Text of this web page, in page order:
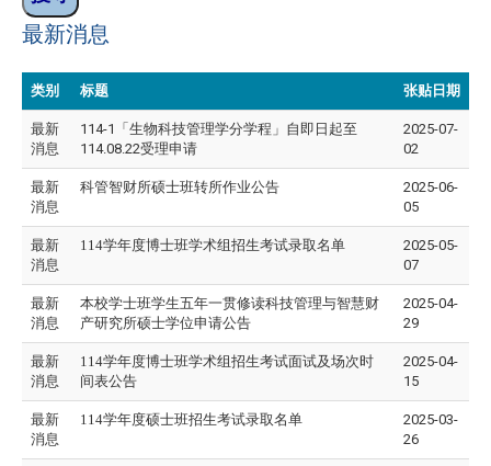
最新消息
类别 标题 张贴日期
最新
消息
114-1「生物科技管理学分学程」自即日起至
114.08.22受理申请
2025-07-
02
最新
消息
科管智财所硕士班转所作业公告
2025-06-
05
最新
消息
114学年度博士班学术组招生考试录取名单
2025-05-
07
最新
消息
本校学士班学生五年一贯修读科技管理与智慧财
产研究所硕士学位申请公告
2025-04-
29
最新
消息
114学年度博士班学术组招生考试面试及场次时
间表公告
2025-04-
15
最新
消息
114学年度硕士班招生考试录取名单
2025-03-
26